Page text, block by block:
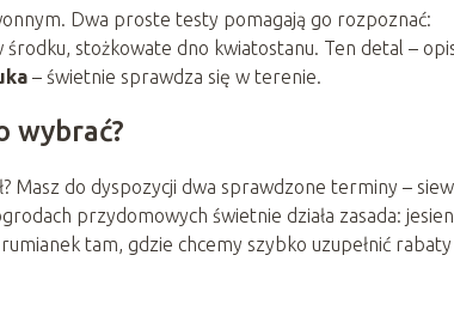
Dwa proste testy pomagają go rozpoznać:
stożkowate dno kwiatostanu. Ten detal –
– świetnie sprawdza się w terenie.
wybrać?
Masz do dyspozycji dwa sprawdzone terminy – siew
przydomowych świetnie działa zasada:
tam, gdzie chcemy szybko uzupełnić